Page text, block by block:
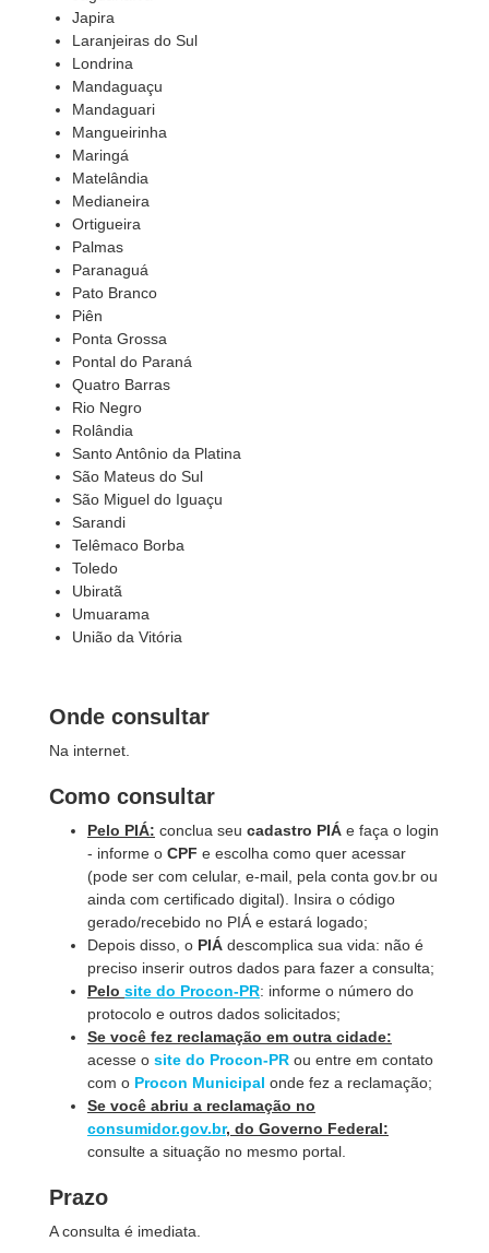
Japira
Laranjeiras do Sul
Londrina
Mandaguaçu
Mandaguari
Mangueirinha
Maringá
Matelândia
Medianeira
Ortigueira
Palmas
Paranaguá
Pato Branco
Piên
Ponta Grossa
Pontal do Paraná
Quatro Barras
Rio Negro
Rolândia
Santo Antônio da Platina
São Mateus do Sul
São Miguel do Iguaçu
Sarandi
Telêmaco Borba
Toledo
Ubiratã
Umuarama
União da Vitória
Onde consultar
Na internet.
Como consultar
Pelo PIÁ: conclua seu cadastro PIÁ e faça o login
- informe o CPF e escolha como quer acessar
(pode ser com celular, e-mail, pela conta gov.br ou
ainda com certificado digital). Insira o código
gerado/recebido no PIÁ e estará logado;
Depois disso, o PIÁ descomplica sua vida: não é
preciso inserir outros dados para fazer a consulta;
Pelo site do Procon-PR: informe o número do
protocolo e outros dados solicitados;
Se você fez reclamação em outra cidade:
acesse o site do Procon-PR ou entre em contato
com o Procon Municipal onde fez a reclamação;
Se você abriu a reclamação no
consumidor.gov.br, do Governo Federal:
consulte a situação no mesmo portal.
Prazo
A consulta é imediata.